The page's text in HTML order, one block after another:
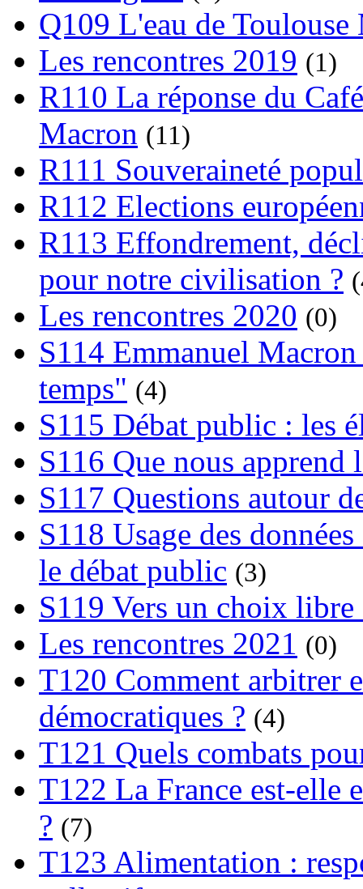
Q109 L'eau de
Les rencontres 2019 (1)
R110 La réponse du
Macron (11)
R111 Souveraineté
R112 Elections
R113 Effondrement,
pour notre civilisation ?
Les rencontres 2020 (0)
S114 Emmanuel
temps" (4)
S115 Débat public : les
S116 Que nous apprend
S117 Questions autour
S118 Usage des
le débat public (3)
S119 Vers un choix
Les rencontres 2021 (0)
T120 Comment arbitrer
démocratiques ? (4)
T121 Quels combats
T122 La France est-elle
? (7)
T123 Alimentation :